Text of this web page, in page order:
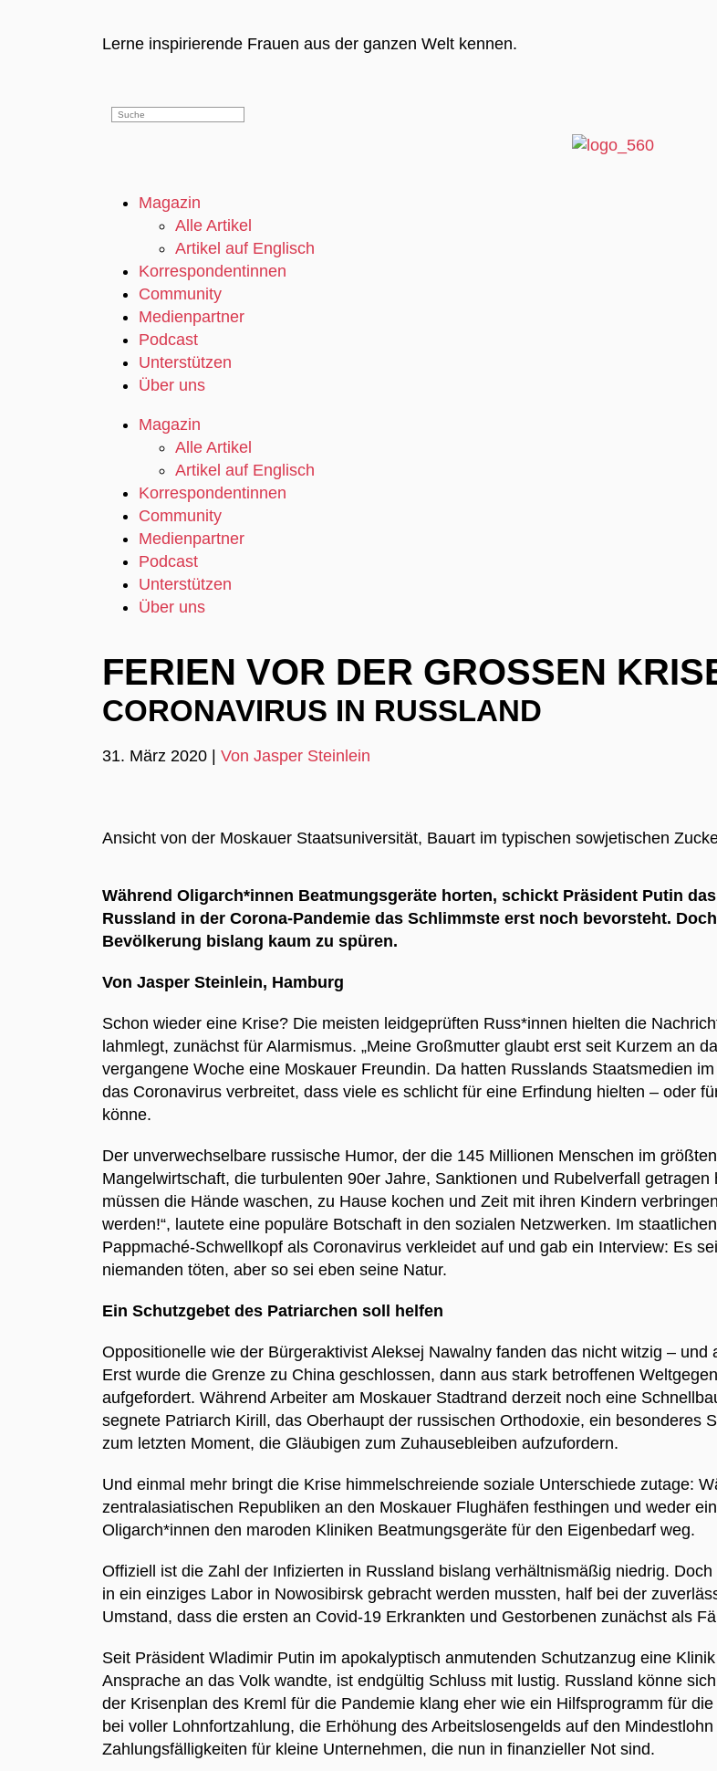
Lerne inspirierende Frauen aus der ganzen Welt kennen.
Magazin
Alle Artikel
Artikel auf Englisch
Korrespondentinnen
Community
Medienpartner
Podcast
Unterstützen
Über uns
Magazin
Alle Artikel
Artikel auf Englisch
Korrespondentinnen
Community
Medienpartner
Podcast
Unterstützen
Über uns
FERIEN VOR DER GROSSEN KRISE
CORONAVIRUS IN RUSSLAND
31. März 2020 | Von Jasper Steinlein
Ansicht von der Moskauer Staatsuniversität, Bauart im typischen sowjetischen
Während Oligarch*innen Beatmungsgeräte horten, schickt Präsident Putin
Russland in der Corona-Pandemie das Schlimmste erst noch bevorsteht.
Bevölkerung bislang kaum zu spüren.
Von Jasper Steinlein, Hamburg
Schon wieder eine Krise? Die meisten leidgeprüften Russ*innen hielten die
lahmlegt, zunächst für Alarmismus. „Meine Großmutter glaubt erst seit Kurzem an
vergangene Woche eine Moskauer Freundin. Da hatten Russlands Staatsmedien
das Coronavirus verbreitet, dass viele es schlicht für eine Erfindung hielten – oder
könne.
Der unverwechselbare russische Humor, der die 145 Millionen Menschen im
Mangelwirtschaft, die turbulenten 90er Jahre, Sanktionen und Rubelverfall
müssen die Hände waschen, zu Hause kochen und Zeit mit ihren Kindern
werden!“, lautete eine populäre Botschaft in den sozialen Netzwerken. Im
Pappmaché-Schwellkopf als Coronavirus verkleidet auf und gab ein Interview: Es
niemanden töten, aber so sei eben seine Natur.
Ein Schutzgebet des Patriarchen soll helfen
Oppositionelle wie der Bürgeraktivist Aleksej Nawalny fanden das nicht witzig –
Erst wurde die Grenze zu China geschlossen, dann aus stark betroffenen
aufgefordert. Während Arbeiter am Moskauer Stadtrand derzeit noch eine
segnete Patriarch Kirill, das Oberhaupt der russischen Orthodoxie, ein besonderes
zum letzten Moment, die Gläubigen zum Zuhausebleiben aufzufordern.
Und einmal mehr bringt die Krise himmelschreiende soziale Unterschiede zutage:
zentralasiatischen Republiken an den Moskauer Flughäfen festhingen und weder
Oligarch*innen den maroden Kliniken Beatmungsgeräte für den Eigenbedarf weg.
Offiziell ist die Zahl der Infizierten in Russland bislang verhältnismäßig niedrig.
in ein einziges Labor in Nowosibirsk gebracht werden mussten, half bei der
Umstand, dass die ersten an Covid-19 Erkrankten und Gestorbenen zunächst als
Seit Präsident Wladimir Putin im apokalyptisch anmutenden Schutzanzug eine
Ansprache an das Volk wandte, ist endgültig Schluss mit lustig. Russland könne
der Krisenplan des Kreml für die Pandemie klang eher wie ein Hilfsprogramm für
bei voller Lohnfortzahlung, die Erhöhung des Arbeitslosengelds auf den
Zahlungsfälligkeiten für kleine Unternehmen, die nun in finanzieller Not sind.